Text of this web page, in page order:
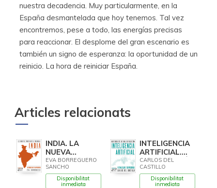
nuestra decadencia. Muy particularmente, en la
España desmantelada que hoy tenemos. Tal vez
encontremos, pese a todo, las energías precisas
para reaccionar. El desplome del gran escenario es
también un signo de esperanza: la oportunidad de un
reinicio. La hora de reiniciar España.
Articles relacionats
INDIA. LA
NUEVA
POTENCIA
GLOBAL
EVA BORREGUERO
SANCHO
Disponibilitat
inmediata
INTELIGENCIA
ARTIFICIAL.
CARTOGRAFÍA
DE UNA
REVOLUCIÓN
CARLOS DEL
CASTILLO
Disponibilitat
inmediata